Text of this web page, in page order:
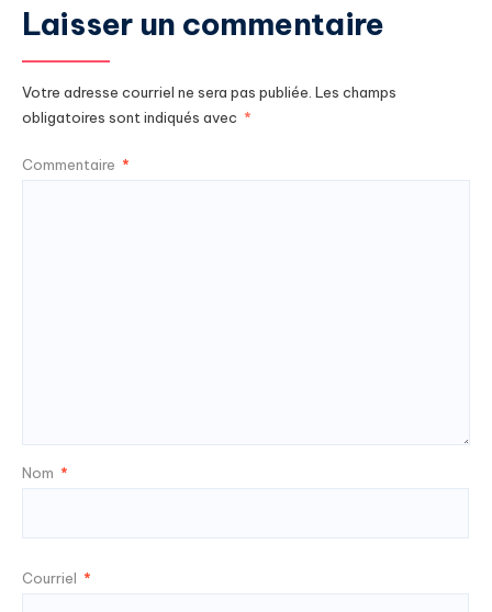
Laisser un commentaire
Votre adresse courriel ne sera pas publiée. Les champs
obligatoires sont indiqués avec *
Commentaire *
Nom *
Courriel *